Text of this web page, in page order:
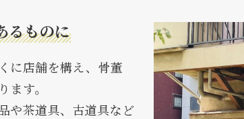
るものに
に店舗を構え、骨董
す。
や茶道具、古道具など